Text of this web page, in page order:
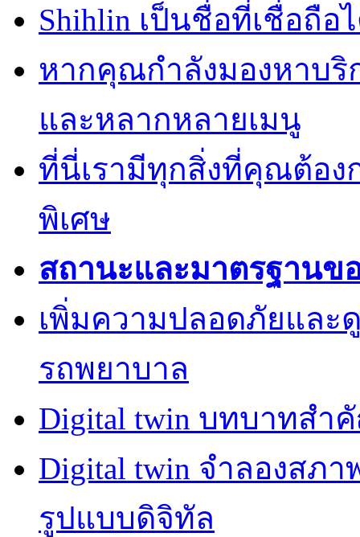
Shihlin เป็นชื่อที่เชื่อถือ
หากคุณกำลังมองหาบ
และหลากหลายเมนู
ที่นี่เรามีทุกสิ่งที่คุณต้อง
พิเศษ
สถานะและมาตรฐานข
เพิ่มความปลอดภัยแล
รถพยาบาล
Digital twin บทบาทสำ
Digital twin จำลองสภ
รูปแบบดิจิทัล